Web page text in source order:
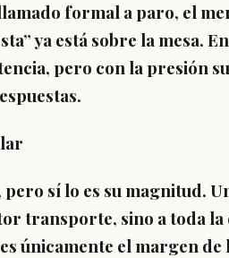
formal a paro, el
ya está sobre la mesa.
pero con la presión
sí lo es su magnitud.
transporte, sino a toda la
únicamente el margen de